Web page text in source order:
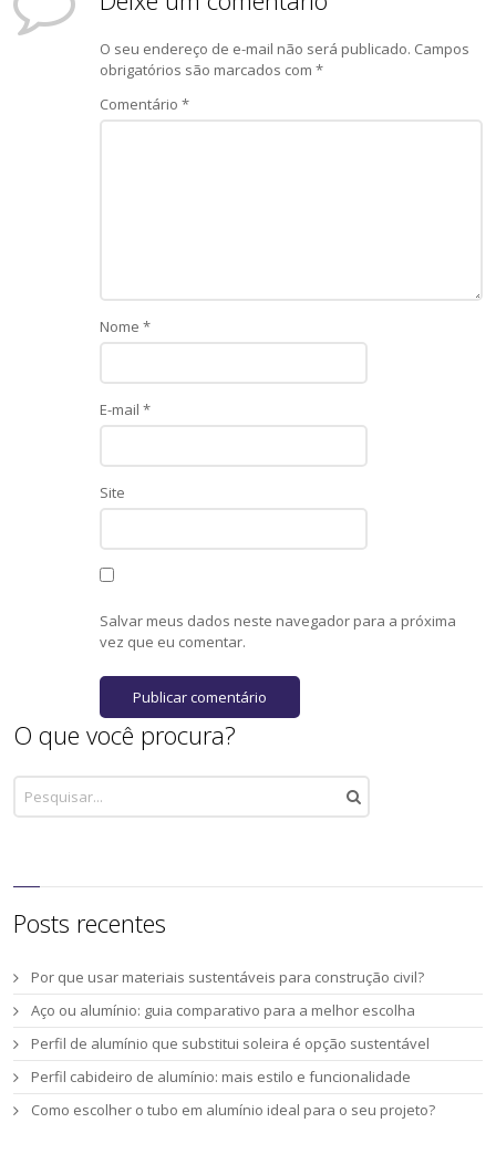
O seu endereço de e-mail não será publicado. Campos
obrigatórios são marcados com*
Comentário*
Nome*
E-mail*
Site
Salvar meus dados neste navegador para a próxima
vez que eu comentar.
O que você procura?
Posts recentes
Por que usar materiais sustentáveis para construção civil?
Aço ou alumínio: guia comparativo para a melhor escolha
Perfil de alumínio que substitui soleira é opção sustentável
Perfil cabideiro de alumínio: mais estilo e funcionalidade
Como escolher o tubo em alumínio ideal para o seu projeto?